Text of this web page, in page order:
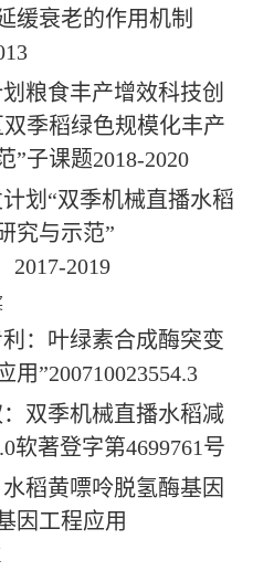
缓衰老的作用机制
粮食丰产增效科技创
季稻绿色规模化丰产
”子课题2018-2020
划“双季机械直播水稻
究与示范”
2017-2019
：叶绿素合成酶突变
用”200710023554.3
双季机械直播水稻减
软著登字第4699761号
稻黄嘌呤脱氢酶基因
因工程应用